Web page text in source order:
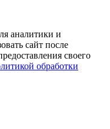
аналитики и
сайт после
своего
обработки